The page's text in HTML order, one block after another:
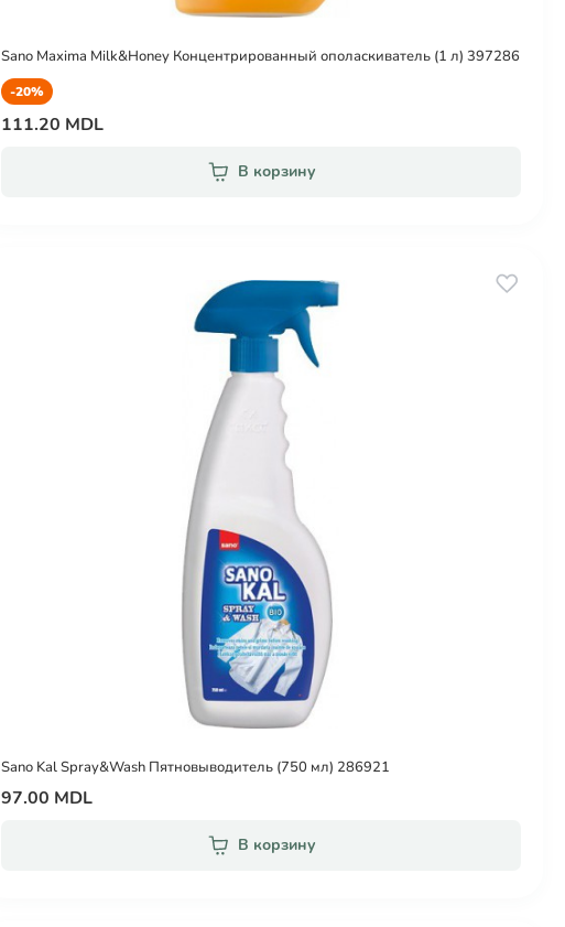
Sano Maxima Milk&Honey Концентрированный ополаскиватель (1 л) 397286
-20%
111.20 MDL
В корзину
Sano Kal Spray&Wash Пятновыводитель (750 мл) 286921
97.00 MDL
В корзину